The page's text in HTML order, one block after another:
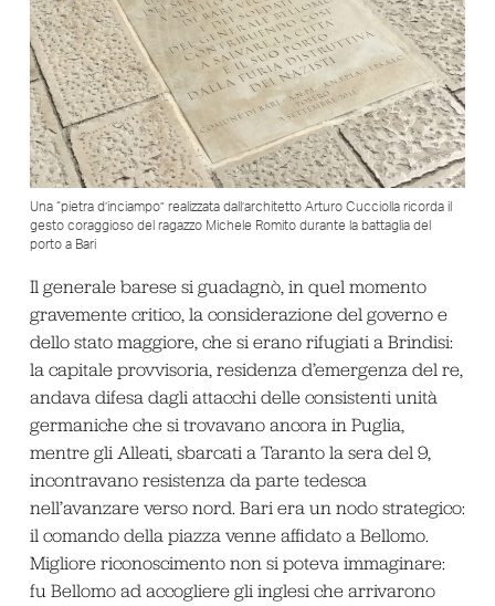
Una “pietra d’inciampo” realizzata dall’architetto Arturo Cucciolla ricorda il
gesto coraggioso del ragazzo Michele Romito durante la battaglia del
porto a Bari
Il generale barese si guadagnò, in quel momento
gravemente critico, la considerazione del governo e
dello stato maggiore, che si erano rifugiati a Brindisi:
la capitale provvisoria, residenza d’emergenza del re,
andava difesa dagli attacchi delle consistenti unità
germaniche che si trovavano ancora in Puglia,
mentre gli Alleati, sbarcati a Taranto la sera del 9,
incontravano resistenza da parte tedesca
nell’avanzare verso nord. Bari era un nodo strategico:
il comando della piazza venne affidato a Bellomo.
Migliore riconoscimento non si poteva immaginare:
fu Bellomo ad accogliere gli inglesi che arrivarono